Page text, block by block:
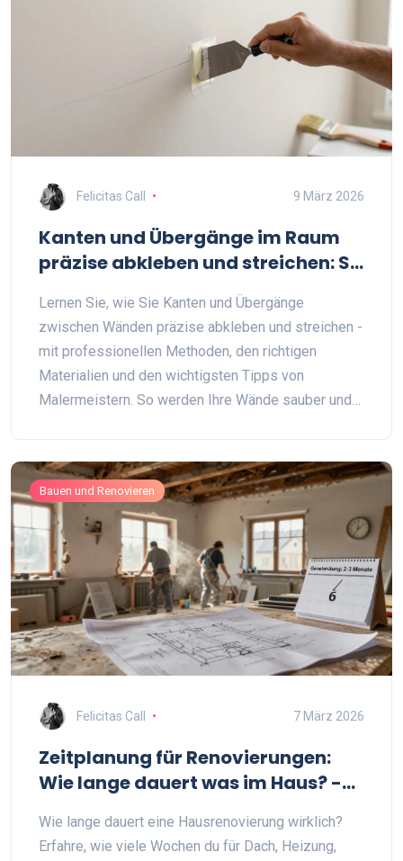
Felicitas Call 9 März 2026
Kanten und Übergänge im Raum
präzise abkleben und streichen: So
werden Ihre Wände professionell
Lernen Sie, wie Sie Kanten und Übergänge
zwischen Wänden präzise abkleben und streichen -
mit professionellen Methoden, den richtigen
Materialien und den wichtigsten Tipps von
Malermeistern. So werden Ihre Wände sauber und
Bauen und Renovieren
Felicitas Call 7 März 2026
Zeitplanung für Renovierungen:
Wie lange dauert was im Haus? -
Wie lange dauert eine Hausrenovierung wirklich?
Erfahre, wie viele Wochen du für Dach, Heizung,